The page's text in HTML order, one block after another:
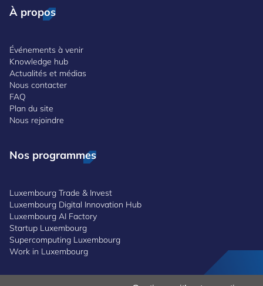
À propos
Événements à venir
Knowledge hub
Actualités et médias
Nous contacter
FAQ
Plan du site
Nous rejoindre
Nos programmes
Luxembourg Trade & Invest
Luxembourg Digital Innovation Hub
Luxembourg AI Factory
Startup Luxembourg
Supercomputing Luxembourg
Work in Luxembourg